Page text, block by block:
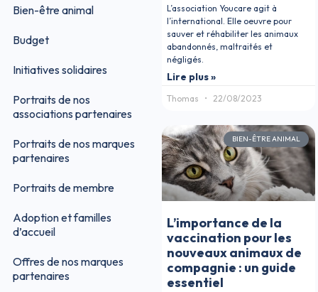
Bien-être animal
Budget
Initiatives solidaires
Portraits de nos
associations partenaires
Portraits de nos marques
partenaires
Portraits de membre
Adoption et familles
d’accueil
Offres de nos marques
partenaires
L’association Youcare agit à
l’international. Elle oeuvre pour
sauver et réhabiliter les animaux
abandonnés, maltraités et
négligés.
Lire plus »
Thomas 22/08/2023
BIEN-ÊTRE ANIMAL
L’importance de la
vaccination pour les
nouveaux animaux de
compagnie : un guide
essentiel